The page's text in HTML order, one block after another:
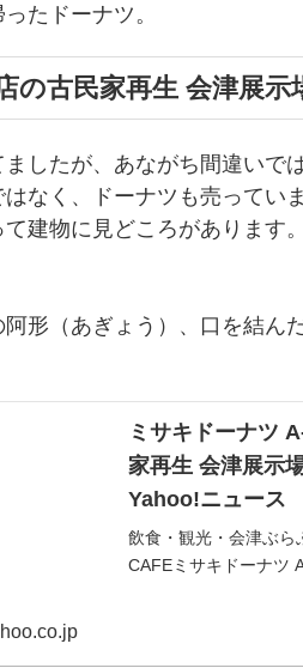
たドーナツ。
の古民家再生 会津展
したが、あながち間違いで
なく、ドーナツも売ってい
て建物に見どころがあります
形（あぎょう）、口を結ん
ミサキドーナツ
家再生 会津展示
Yahoo!ニュース
飲食・観光・会津ぶら
CAFEミサキドーナツ